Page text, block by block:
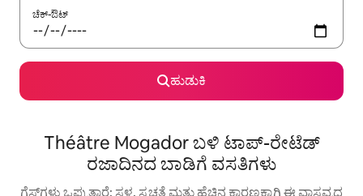
ಚೆಕ್-ಔಟ್
ಹುಡುಕಿ
Théâtre Mogador ಬಳಿ ಟಾಪ್-ರೇಟೆಡ್
ರಜಾದಿನದ ಬಾಡಿಗೆ ವಸತಿಗಳು
ಗೆಸ್ಟ್‌ಗಳು ಒಪ್ಪುತ್ತಾರೆ: ಸ್ಥಳ, ಸ್ವಚ್ಛತೆ ಮತ್ತು ಹೆಚ್ಚಿನ ಕಾರಣಕ್ಕಾಗಿ ಈ ವಾಸ್ತವ್ಯದ